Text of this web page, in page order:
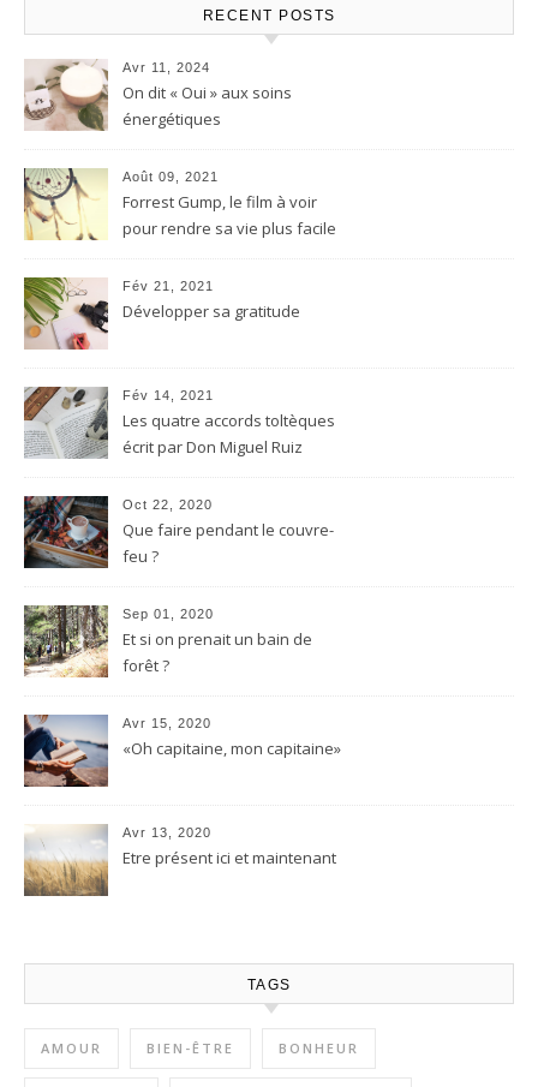
RECENT POSTS
Avr 11, 2024
On dit « Oui » aux soins
énergétiques
Août 09, 2021
Forrest Gump, le film à voir
pour rendre sa vie plus facile
Fév 21, 2021
Développer sa gratitude
Fév 14, 2021
Les quatre accords toltèques
écrit par Don Miguel Ruiz
Oct 22, 2020
Que faire pendant le couvre-
feu ?
Sep 01, 2020
Et si on prenait un bain de
forêt ?
Avr 15, 2020
«Oh capitaine, mon capitaine»
Avr 13, 2020
Etre présent ici et maintenant
TAGS
AMOUR BIEN-ÊTRE BONHEUR